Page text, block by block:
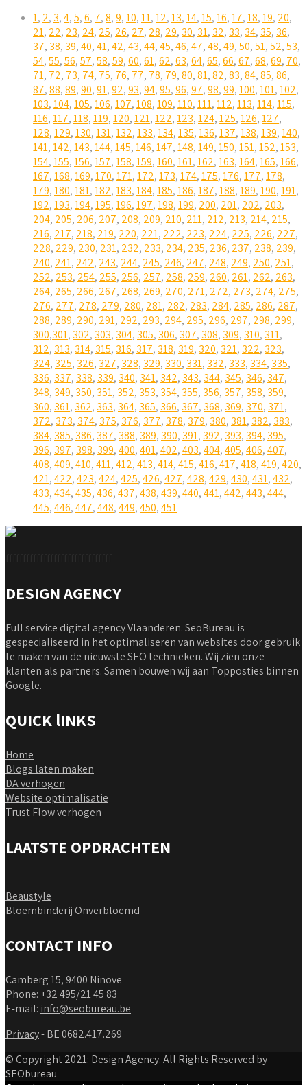
1, 2, 3,4,5,6, 7,8,9,10,11,12,13,14,15,16,17,18,19, 20,
21, 22, 23, 24, 25, 26, 27, 28, 29, 30, 31, 32, 33, 34, 35, 36,
37, 38, 39,40,41,42,43,44,45,46,47,48,49,50,51,52,53,
54,55,56,57,58,59,60,61,62,63,64,65,66,67,68,69, 70,
71, 72, 73, 74, 75, 76, 77, 78, 79,80,81,82,83,84,85,86,
87,88,89,90,91,92,93,94,95,96,97,98,99,100,101,102,
103,104,105,106,107,108,109,110,111,112,113,114,115,
116,117,118,119,120,121,122,123,124,125,126,127,
128,129,130,131,132,133,134,135,136,137,138,139,140,
141,142,143,144,145,146,147,148,149,150,151,152,153,
154,155,156,157,158,159,160,161,162,163,164,165,166,
167,168,169,170,171,172,173,174,175,176,177,178,
179,180,181,182,183,184,185,186,187,188,189,190,191,
192,193,194,195,196,197,198,199, 200, 201, 202, 203,
204, 205, 206, 207, 208, 209, 210, 211, 212, 213, 214, 215,
216, 217, 218, 219, 220, 221, 222, 223, 224, 225, 226, 227,
228, 229, 230, 231, 232, 233, 234, 235, 236, 237, 238, 239,
240, 241, 242, 243, 244, 245, 246, 247, 248, 249, 250, 251,
252, 253, 254, 255, 256, 257, 258, 259, 260, 261, 262, 263,
264, 265, 266, 267, 268, 269, 270, 271, 272, 273, 274, 275,
276, 277, 278, 279, 280, 281, 282, 283, 284, 285, 286, 287,
288, 289, 290, 291, 292, 293, 294, 295, 296, 297, 298, 299,
300,301, 302, 303, 304, 305, 306, 307, 308, 309, 310, 311,
312, 313, 314, 315, 316, 317, 318, 319, 320, 321, 322, 323,
324, 325, 326, 327, 328, 329, 330, 331, 332, 333, 334, 335,
336, 337, 338, 339, 340, 341, 342, 343, 344, 345, 346, 347,
348, 349, 350, 351, 352, 353, 354, 355, 356, 357, 358, 359,
360, 361, 362, 363, 364, 365, 366, 367, 368, 369, 370, 371,
372, 373, 374, 375, 376, 377, 378, 379, 380, 381, 382, 383,
384, 385, 386, 387, 388, 389, 390, 391, 392, 393, 394, 395,
396, 397, 398, 399,400,401,402,403,404,405,406,407,
408,409,410,411,412,413,414,415,416,417,418,419,420,
421,422,423,424,425,426,427,428,429,430,431,432,
433,434,435,436,437,438,439,440,441,442,443,444,
445,446,447,448,449,450,451
DESIGN AGENCY
Full service digital agency Vlaanderen. SeoBureau is
gespecialiseerd in het optimaliseren van websites door gebruik
te maken van de nieuwste SEO technieken. Wij zien onze
klanten als partners. Samen bouwen wij aan Topposties binnen
Google.
QUICK lINKS
Home
Blogs laten maken
DA verhogen
Website optimalisatie
Trust Flow verhogen
LAATSTE OPDRACHTEN
Beaustyle
Bloembinderij Onverbloemd
CONTACT INFO
Camberg 15, 9400 Ninove
Phone: +32 495/21 45 83
E-mail: info@seobureau.be
Privacy- BE 0682.417.269
© Copyright 2021: Design Agency. All Rights Reserved by
SEObureau